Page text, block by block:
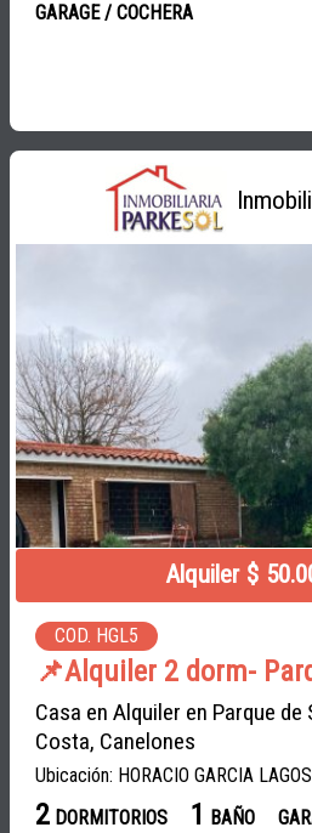
GARAGE / COCHERA
Alquiler $
COD. HGL5
📌Alquiler 2 dorm-
Casa en Alquiler en Parque de
Costa, Canelones
Ubicación: HORACIO GARCIA
2 DORMITORIOS 1 BAÑO